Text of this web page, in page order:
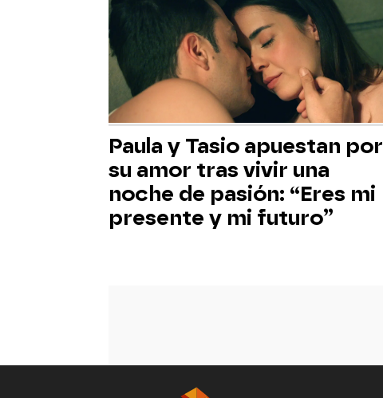
Paula y Tasio apuestan por
su amor tras vivir una
noche de pasión: “Eres mi
presente y mi futuro”